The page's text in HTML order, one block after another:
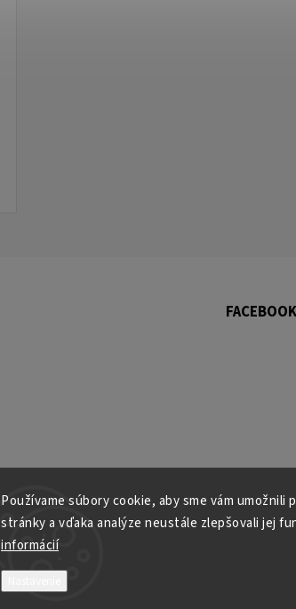
Používame súbory cookie, aby sme vám umožnili
stránky a vďaka analýze neustále zlepšovali jej
informácií
FACEBOOK
Email